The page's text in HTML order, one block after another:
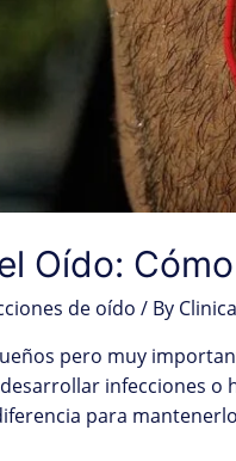
Oído:
de oído / By
pero muy
infecciones
para